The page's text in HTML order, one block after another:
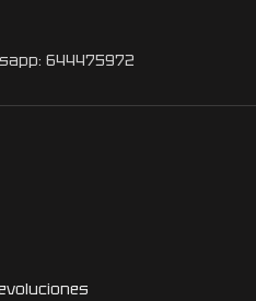
644475972